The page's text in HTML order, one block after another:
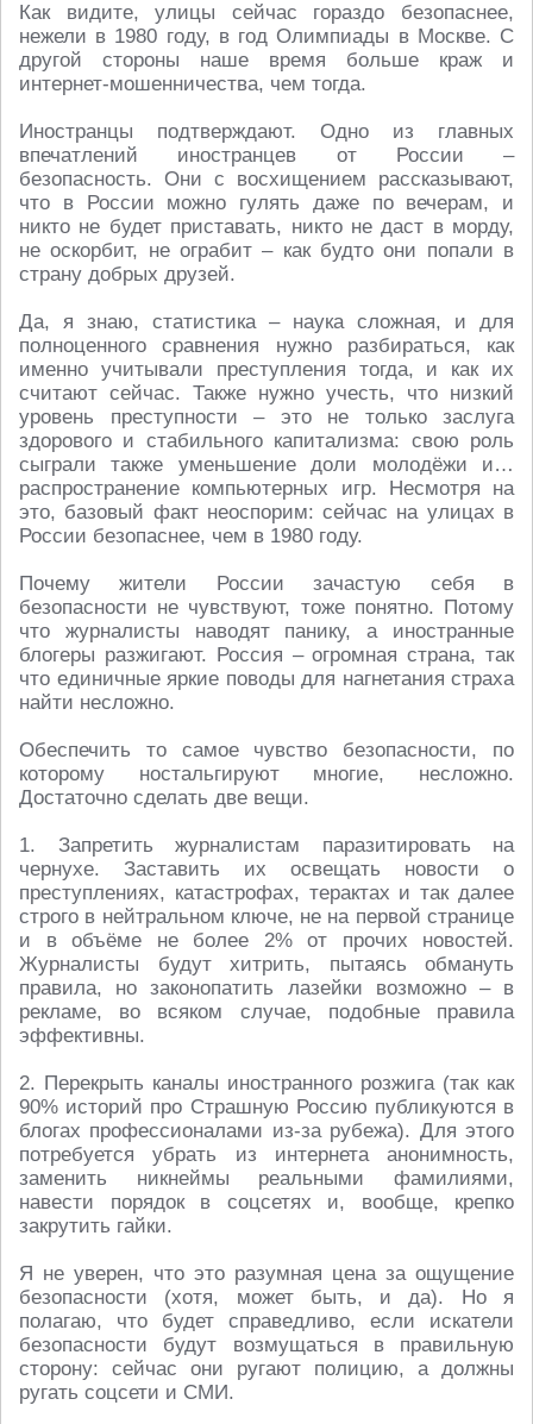
Как видите, улицы сейчас гораздо безопаснее,
нежели в 1980 году, в год Олимпиады в Москве. С
другой стороны наше время больше краж и
интернет-мошенничества, чем тогда.
Иностранцы подтверждают. Одно из главных
впечатлений иностранцев от России –
безопасность. Они с восхищением рассказывают,
что в России можно гулять даже по вечерам, и
никто не будет приставать, никто не даст в морду,
не оскорбит, не ограбит – как будто они попали в
страну добрых друзей.
Да, я знаю, статистика – наука сложная, и для
полноценного сравнения нужно разбираться, как
именно учитывали преступления тогда, и как их
считают сейчас. Также нужно учесть, что низкий
уровень преступности – это не только заслуга
здорового и стабильного капитализма: свою роль
сыграли также уменьшение доли молодёжи и…
распространение компьютерных игр. Несмотря на
это, базовый факт неоспорим: сейчас на улицах в
России безопаснее, чем в 1980 году.
Почему жители России зачастую себя в
безопасности не чувствуют, тоже понятно. Потому
что журналисты наводят панику, а иностранные
блогеры разжигают. Россия – огромная страна, так
что единичные яркие поводы для нагнетания страха
найти несложно.
Обеспечить то самое чувство безопасности, по
которому ностальгируют многие, несложно.
Достаточно сделать две вещи.
1. Запретить журналистам паразитировать на
чернухе. Заставить их освещать новости о
преступлениях, катастрофах, терактах и так далее
строго в нейтральном ключе, не на первой странице
и в объёме не более 2% от прочих новостей.
Журналисты будут хитрить, пытаясь обмануть
правила, но законопатить лазейки возможно – в
рекламе, во всяком случае, подобные правила
эффективны.
2. Перекрыть каналы иностранного розжига (так как
90% историй про Страшную Россию публикуются в
блогах профессионалами из-за рубежа). Для этого
потребуется убрать из интернета анонимность,
заменить никнеймы реальными фамилиями,
навести порядок в соцсетях и, вообще, крепко
закрутить гайки.
Я не уверен, что это разумная цена за ощущение
безопасности (хотя, может быть, и да). Но я
полагаю, что будет справедливо, если искатели
безопасности будут возмущаться в правильную
сторону: сейчас они ругают полицию, а должны
ругать соцсети и СМИ.